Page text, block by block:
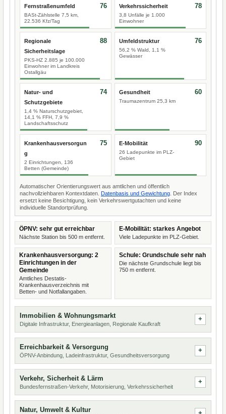
Fernstraßenumfeld
BASt-Zählstelle 7,5 km,
22.536 Kfz/Tag
76 Verkehrssicherheit
3,8 Unfälle je 1.000
Einwohner
78
Regionale
Sicherheitslage
PKS-HZ 2.885 je 100.000
Einwohner im Landkreis
Ostallgäu
88 Umfeldstruktur
56,2 % Wald, 1,1 %
Gewässer
76
Natur- und
Schutzgebiete
1,4 % Naturschutzgebiet,
14,1 % FFH, 7,9 %
Landschaftsschutz
74 Gesundheit
Traumazentrum 25,3 km
60
Krankenhausversorgun
g
2 Einrichtungen, 136
Betten (Gemeinde)
75 E-Mobilität
26 Ladepunkte im PLZ-
Gebiet
90
Automatischer Orientierungswert aus amtlichen und öffentlich
nachvollziehbaren Kontextdaten. Datenbasis und Gewichtung . Der Index
ersetzt keine Besichtigung, kein Verkehrswertgutachten und keine
individuelle Standortprüfung.
ÖPNV: sehr gut erreichbar
Nächste Station bis 500 m entfernt.
E-Mobilität: starkes Angebot
Viele Ladepunkte im PLZ-Gebiet.
Krankenhausversorgung: 2
Einrichtungen in der
Gemeinde
Amtliches Destatis-
Krankenhausverzeichnis mit
Betten- und Notfallangaben.
Schule: Grundschule sehr nah
Die nächste Grundschule liegt bis
750 m entfernt.
Immobilien & Wohnungsmarkt
Digitale Infrastruktur, Energieanlagen, Regionale Kaufkraft
Erreichbarkeit & Versorgung
ÖPNV-Anbindung, Ladeinfrastruktur, Gesundheitsversorgung
Verkehr, Sicherheit & Lärm
Bundesfernstraßen-Verkehr, Motorisierung, Verkehrssicherheit
Natur, Umwelt & Kultur